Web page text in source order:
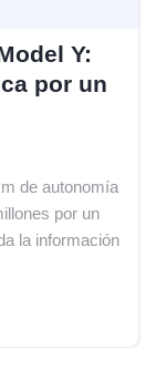
Y:
por un
de autonomía
por un
la información